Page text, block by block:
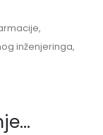
inženjeringa,